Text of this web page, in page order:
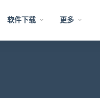
软件下载 更多